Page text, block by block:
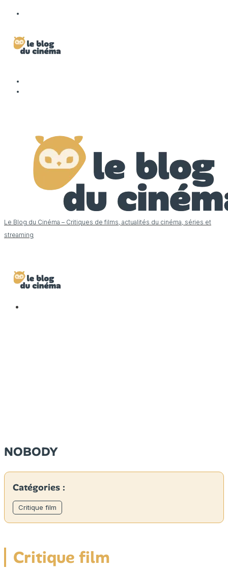
Le Blog du Cinéma – Critiques de films, actualités du cinéma, séries et
streaming
NOBODY
Catégories :
Critique film
Critique film